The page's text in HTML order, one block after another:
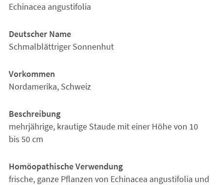
Echinacea angustifolia
Deutscher Name
Schmalblättriger Sonnenhut
Vorkommen
Nordamerika, Schweiz
Beschreibung
mehrjährige, krautige Staude mit einer Höhe von 10
bis 50 cm
Homöopathische Verwendung
frische, ganze Pflanzen von Echinacea angustifolia und